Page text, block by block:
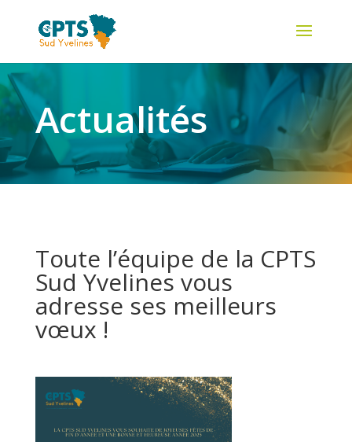
Actualités
Toute l’équipe de la CPTS
Sud Yvelines vous
adresse ses meilleurs
vœux !